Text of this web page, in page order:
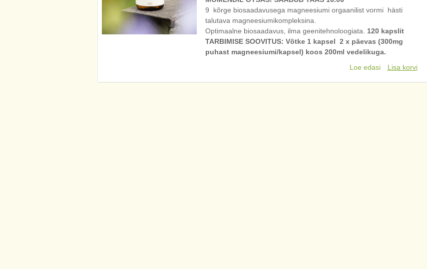
9 kõrge biosaadavusega magneesiumi orgaanilist vormi hästi
talutava magneesiumikompleksina.
Optimaalne biosaadavus, ilma geenitehnoloogiata. 120 kapslit
TARBIMISE SOOVITUS: Võtke 1 kapsel 2 x päevas (300mg
puhast magneesiumi/kapsel) koos 200ml vedelikuga.
Loe edasi
Lisa korvi